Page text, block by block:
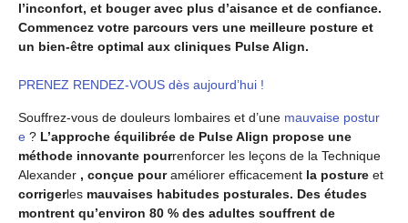
l’inconfort, et bouger avec plus d’aisance et de confiance.
Commencez votre parcours vers une meilleure posture et
un bien-être optimal aux cliniques Pulse Align.
PRENEZ RENDEZ-VOUS dès aujourd’hui !
Souffrez-vous de douleurs lombaires et d’une mauvaise postur
e ? L’approche équilibrée de Pulse Align propose une
méthode innovante pourrenforcer les leçons de la Technique
Alexander , conçue pouraméliorer efficacement la posture et
corrigerles mauvaises habitudes posturales. Des études
montrent qu’environ 80 % des adultes souffrent de